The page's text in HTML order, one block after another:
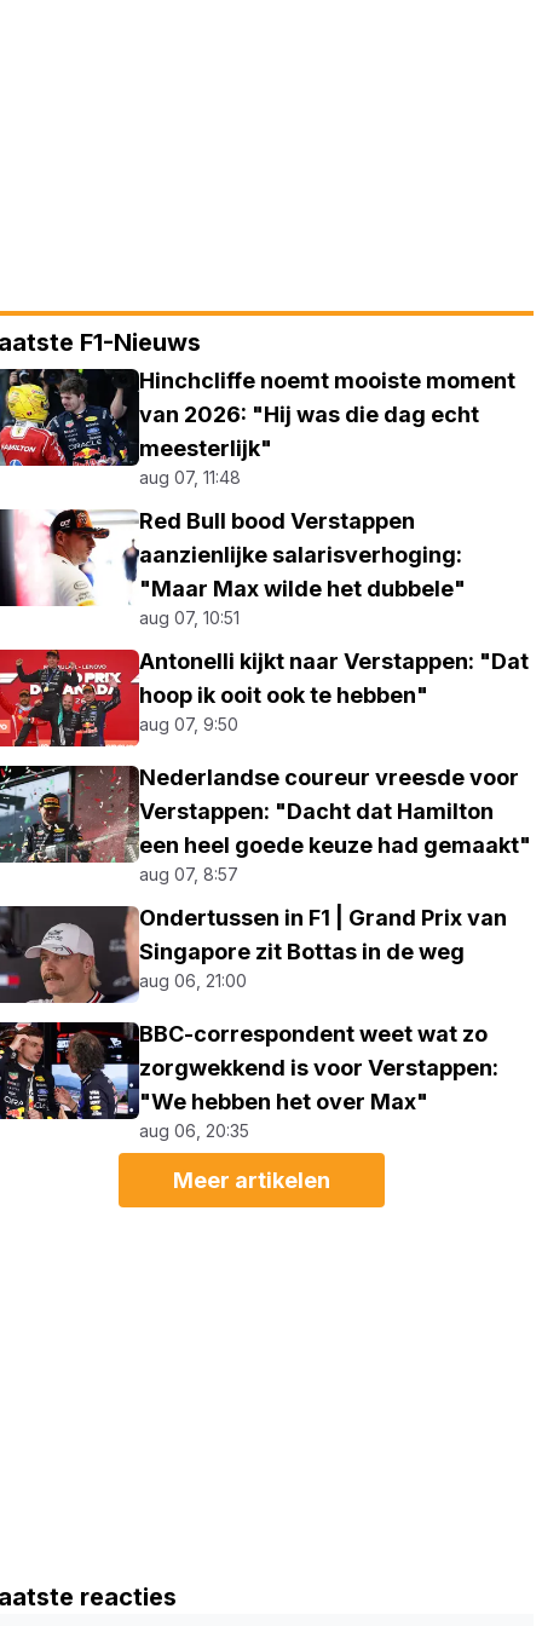
F1-Nieuws
Hinchcliffe noemt mooiste moment
van 2026: "Hij was die dag echt
meesterlijk"
aug 07, 11:48
Red Bull bood Verstappen
aanzienlijke salarisverhoging:
"Maar Max wilde het dubbele"
aug 07, 10:51
Antonelli kijkt naar Verstappen: "Dat
hoop ik ooit ook te hebben"
aug 07, 9:50
Nederlandse coureur vreesde voor
Verstappen: "Dacht dat Hamilton
een heel goede keuze had gemaakt"
aug 07, 8:57
Ondertussen in F1 | Grand Prix van
Singapore zit Bottas in de weg
aug 06, 21:00
BBC-correspondent weet wat zo
zorgwekkend is voor Verstappen:
"We hebben het over Max"
aug 06, 20:35
Meer artikelen
reacties